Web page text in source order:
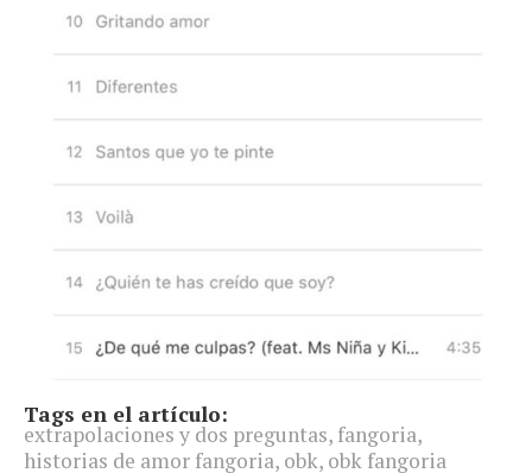
Tags en el artículo:
extrapolaciones y dos preguntas, fangoria,
historias de amor fangoria, obk, obk fangoria